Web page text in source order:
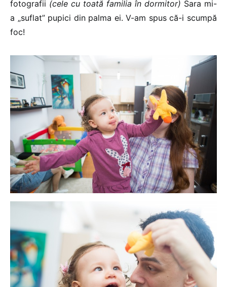
fotografii (cele cu toată familia în dormitor) Sara mi-
a „suflat” pupici din palma ei. V-am spus că-i scumpă
foc!